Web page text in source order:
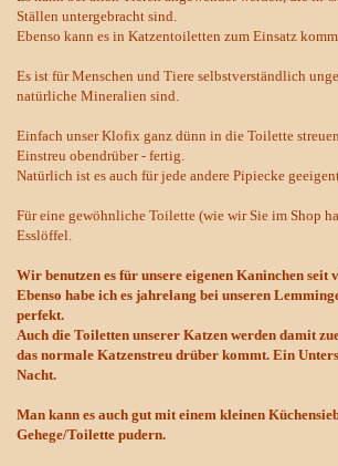
Ställen untergebracht sind.
Ebenso kann es in Katzentoiletten zum Einsatz
Es ist für Menschen und Tiere selbstverständlich
natürliche Mineralien sind.
Einfach unser Klofix ganz dünn in die Toilette
Einstreu obendrüber - fertig.
Natürlich ist es auch für jede andere Pipiecke
Für eine gewöhnliche Toilette (wie wir Sie im Shop
Esslöffel.
Wir benutzen es für unsere eigenen Kaninchen seit
Ebenso habe ich es jahrelang bei unseren
perfekt.
Auch die Toiletten unserer Katzen werden damit
das normale Katzenstreu drüber kommt. Ein
Nacht.
Man kann es auch gut mit einem kleinen
Gehege/Toilette pudern.